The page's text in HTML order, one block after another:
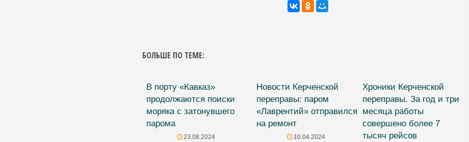
БОЛЬШЕ ПО ТЕМЕ:
В порту «Кавказ»
продолжаются поиски
моряка с затонувшего
парома
23.08.2024
Новости Керченской
переправы: паром
«Лаврентий» отправился
на ремонт
10.04.2024
Хроники Керченской
переправы. За год и три
месяца работы
совершено более 7
тысяч рейсов